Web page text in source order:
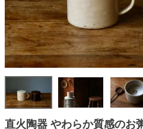
直火陶器 やわらか質感のお